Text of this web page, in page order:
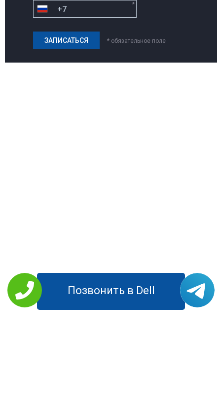
*
* обязательное поле
Позвонить в Dell